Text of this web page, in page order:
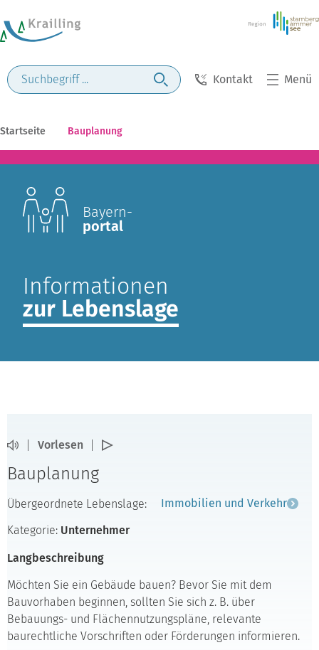
Kontakt Menü
Startseite Bauplanung
Bayern-
portal
Informationen
zur Lebenslage
Vorlesen
Bauplanung
Übergeordnete Lebenslage: Immobilien und Verkehr
Kategorie: Unternehmer
Langbeschreibung
Möchten Sie ein Gebäude bauen? Bevor Sie mit dem
Bauvorhaben beginnen, sollten Sie sich z. B. über
Bebauungs- und Flächennutzungspläne, relevante
baurechtliche Vorschriften oder Förderungen informieren.